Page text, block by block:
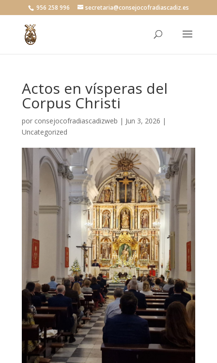
956 258 996 secretaria@consejocofradiascadiz.es
Actos en vísperas del
Corpus Christi
por consejocofradiascadizweb | Jun 3, 2026 |
Uncategorized